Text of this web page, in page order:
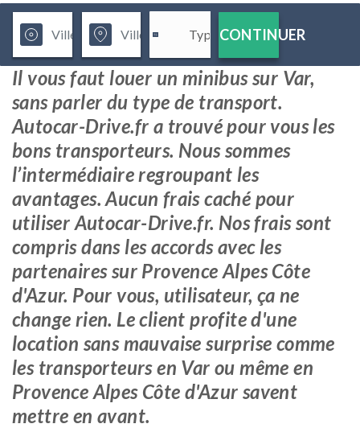
CONTINUER
Il vous faut louer un minibus sur Var,
sans parler du type de transport.
Autocar-Drive.fr a trouvé pour vous les
bons transporteurs. Nous sommes
l’intermédiaire regroupant les
avantages. Aucun frais caché pour
utiliser Autocar-Drive.fr. Nos frais sont
compris dans les accords avec les
partenaires sur Provence Alpes Côte
d'Azur. Pour vous, utilisateur, ça ne
change rien. Le client profite d'une
location sans mauvaise surprise comme
les transporteurs en Var ou même en
Provence Alpes Côte d'Azur savent
mettre en avant.